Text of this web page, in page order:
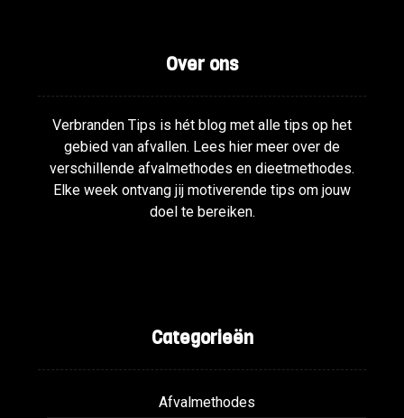
Over ons
Verbranden Tips is hét blog met alle tips op het
gebied van afvallen. Lees hier meer over de
verschillende afvalmethodes en dieetmethodes.
Elke week ontvang jij motiverende tips om jouw
doel te bereiken.
Categorieën
Afvalmethodes